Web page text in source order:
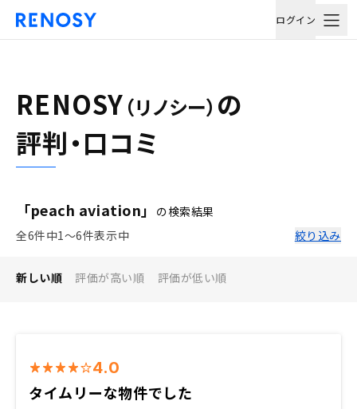
ログイン
RENOSY （リノシー） の
評判・口コミ
「peach aviation」
の検索結果
全6件中1〜6件表示中
絞り込み
新しい順 評価が高い順 評価が低い順
4.0
タイムリーな物件でした